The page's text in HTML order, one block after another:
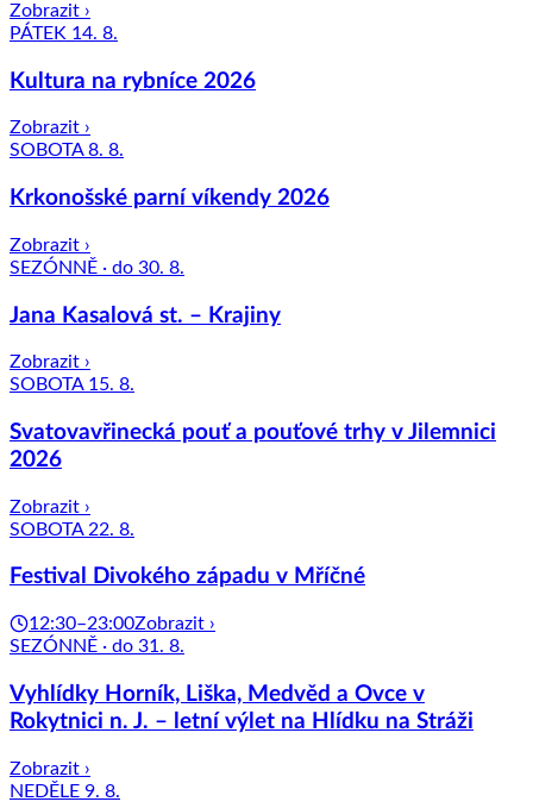
Zobrazit ›
PÁTEK 14. 8.
Kultura na rybníce 2026
Zobrazit ›
SOBOTA 8. 8.
Krkonošské parní víkendy 2026
Zobrazit ›
SEZÓNNĚ · do 30. 8.
Jana Kasalová st. – Krajiny
Zobrazit ›
SOBOTA 15. 8.
Svatovavřinecká pouť a pouťové trhy v Jilemnici
2026
Zobrazit ›
SOBOTA 22. 8.
Festival Divokého západu v Mříčné
12:30–23:00Zobrazit ›
SEZÓNNĚ · do 31. 8.
Vyhlídky Horník, Liška, Medvěd a Ovce v
Rokytnici n. J. – letní výlet na Hlídku na Stráži
Zobrazit ›
NEDĚLE 9. 8.